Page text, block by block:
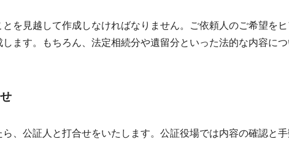
とを見越して作成しなければなりません。ご依頼人のご希望をヒ
ます。もちろん、法定相続分や遺留分といった法的な内容に
、公証人と打合せをいたします。公証役場では内容の確認と